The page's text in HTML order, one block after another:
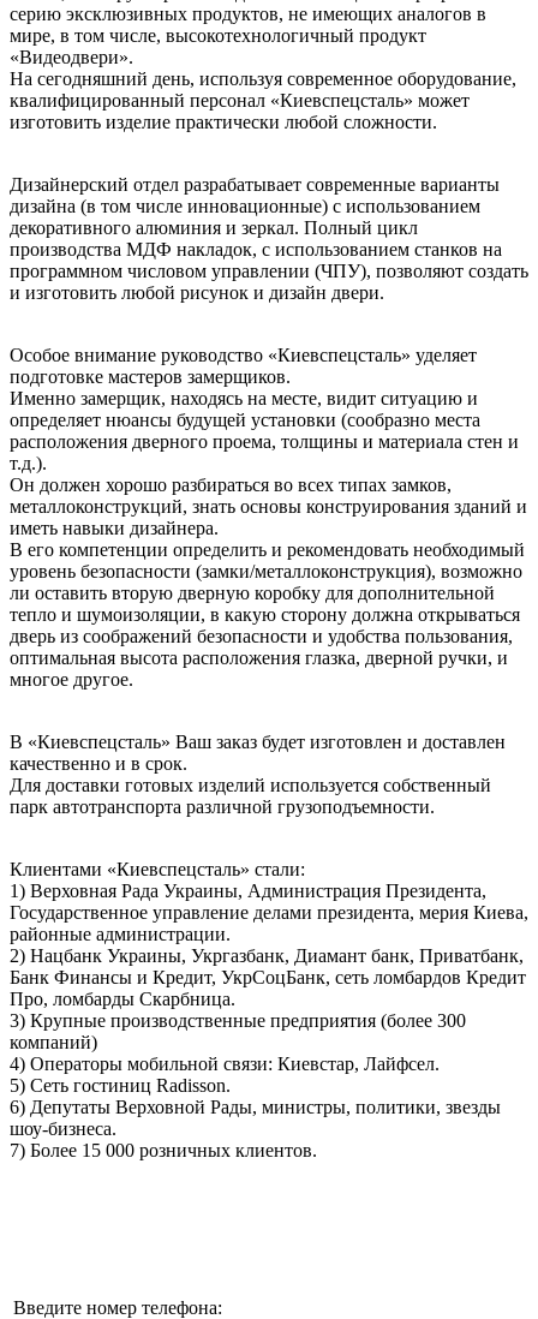
серию эксклюзивных продуктов, не имеющих аналогов в
мире, в том числе, высокотехнологичный продукт
«Видеодвери».
На сегодняшний день, используя современное оборудование,
квалифицированный персонал «Киевспецсталь» может
изготовить изделие практически любой сложности.
Дизайнерский отдел разрабатывает современные варианты
дизайна (в том числе инновационные) с использованием
декоративного алюминия и зеркал. Полный цикл
производства МДФ накладок, с использованием станков на
программном числовом управлении (ЧПУ), позволяют создать
и изготовить любой рисунок и дизайн двери.
Особое внимание руководство «Киевспецсталь» уделяет
подготовке мастеров замерщиков.
Именно замерщик, находясь на месте, видит ситуацию и
определяет нюансы будущей установки (сообразно места
расположения дверного проема, толщины и материала стен и
т.д.).
Он должен хорошо разбираться во всех типах замков,
металлоконструкций, знать основы конструирования зданий и
иметь навыки дизайнера.
В его компетенции определить и рекомендовать необходимый
уровень безопасности (замки/металлоконструкция), возможно
ли оставить вторую дверную коробку для дополнительной
тепло и шумоизоляции, в какую сторону должна открываться
дверь из соображений безопасности и удобства пользования,
оптимальная высота расположения глазка, дверной ручки, и
многое другое.
В «Киевспецсталь» Ваш заказ будет изготовлен и доставлен
качественно и в срок.
Для доставки готовых изделий используется собственный
парк автотранспорта различной грузоподъемности.
Клиентами «Киевспецсталь» стали:
1) Верховная Рада Украины, Администрация Президента,
Государственное управление делами президента, мерия Киева,
районные администрации.
2) Нацбанк Украины, Укргазбанк, Диамант банк, Приватбанк,
Банк Финансы и Кредит, УкрСоцБанк, сеть ломбардов Кредит
Про, ломбарды Скарбница.
3) Крупные производственные предприятия (более 300
компаний)
4) Операторы мобильной связи: Киевстар, Лайфсел.
5) Сеть гостиниц Radisson.
6) Депутаты Верховной Рады, министры, политики, звезды
шоу-бизнеса.
7) Более 15 000 розничных клиентов.
Введите номер телефона: